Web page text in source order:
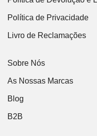
Política de Privacidade
Livro de Reclamações
Sobre Nós
As Nossas Marcas
Blog
B2B